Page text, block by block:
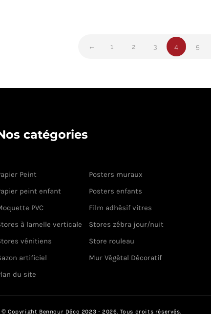
← 1 2 3 4 5
catégories
Peint
Posters muraux
peint enfant
Posters enfants
PVC
Film adhésif vitres
à lamelle verticale
Stores zébra jour/nuit
vénitiens
Store rouleau
artificiel
Mur Végétal Décoratif
du site
© Copyright Bennour Déco 2023 - 2026. Tous droits réservés.